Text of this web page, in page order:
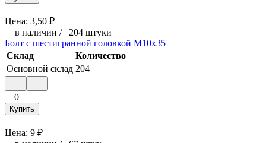
Цена: 3,50 ₽
в наличии / 204 штуки
Болт с шестигранной головкой М10x35
Склад
Количество
Основной склад 204
0
Купить
Цена: 9 ₽